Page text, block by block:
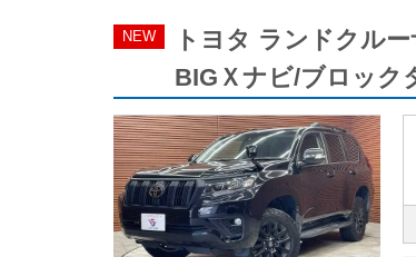
NEW
トヨタ ランドクル
BIGＸナビ/ブロック